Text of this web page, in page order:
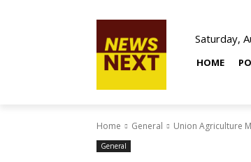
Saturday,
HOME
Home General Union Agriculture
General